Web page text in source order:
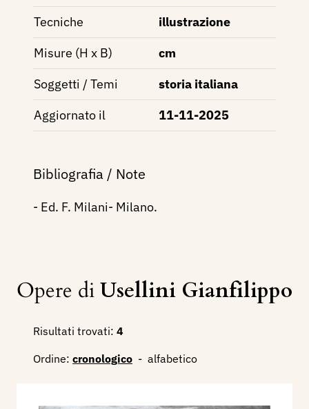
Tecniche
illustrazione
Misure (H x B)
cm
Soggetti / Temi
storia italiana
Aggiornato il
11-11-2025
Bibliografia / Note
- Ed. F. Milani- Milano.
Opere diUsellini Gianfilippo
Risultati trovati: 4
Ordine: cronologico - alfabetico